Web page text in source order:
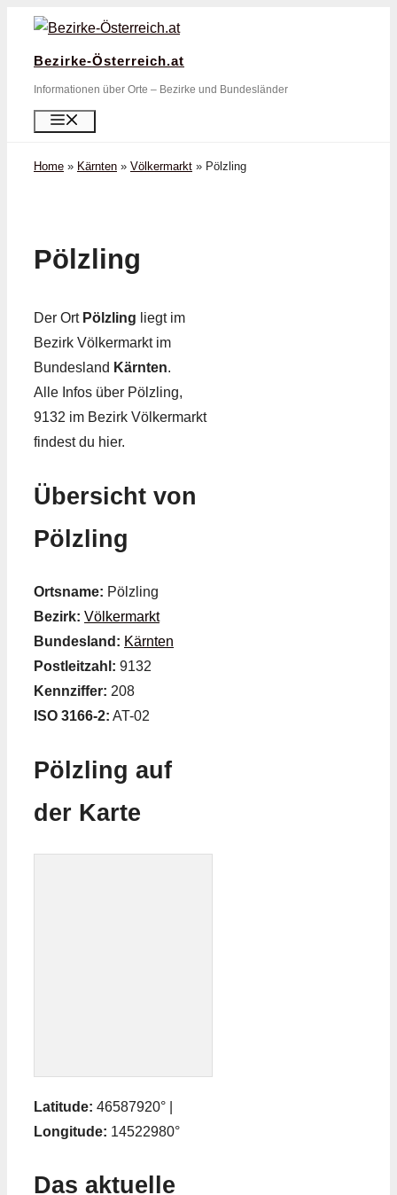
Zum
springen
Bezirke-Österreich.at
Informationen über Orte – Bezirke und Bundesländer
Home » Kärnten » Völkermarkt » Pölzling
Pölzling
Der Ort Pölzling liegt im
Bezirk Völkermarkt im
Bundesland Kärnten.
Alle Infos über Pölzling,
9132 im Bezirk Völkermarkt
findest du hier.
Übersicht von
Pölzling
Ortsname: Pölzling
Bezirk: Völkermarkt
Bundesland: Kärnten
Postleitzahl: 9132
Kennziffer: 208
ISO 3166-2: AT-02
Pölzling auf
der Karte
Latitude: 46587920° |
Longitude: 14522980°
Das aktuelle